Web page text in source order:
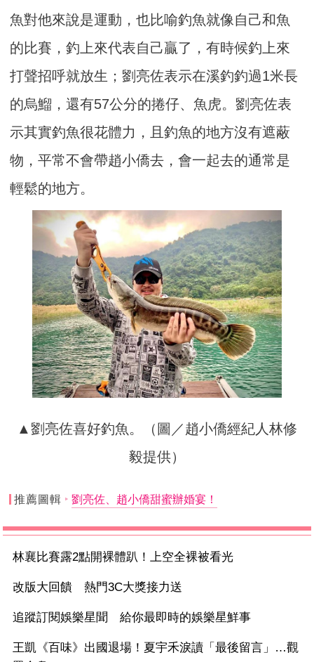
魚對他來說是運動，也比喻釣魚就像自己和魚
的比賽，釣上來代表自己贏了，有時候釣上來
打聲招呼就放生；劉亮佐表示在溪釣釣過1米長
的烏鰡，還有57公分的捲仔、魚虎。劉亮佐表
示其實釣魚很花體力，且釣魚的地方沒有遮蔽
物，平常不會帶趙小僑去，會一起去的通常是
輕鬆的地方。
▲劉亮佐喜好釣魚。（圖／趙小僑經紀人林修
毅提供）
推薦圖輯 劉亮佐、趙小僑甜蜜辦婚宴！
林襄比賽露2點開裸體趴！上空全裸被看光
改版大回饋 熱門3C大獎接力送
追蹤訂閱娛樂星聞 給你最即時的娛樂星鮮事
王凱《百味》出國退場！夏宇禾淚讀「最後留言」…觀